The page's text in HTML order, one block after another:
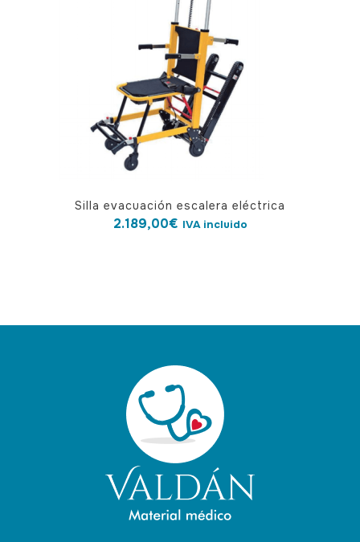
Silla evacuación escalera eléctrica
2.189,00€ IVA incluido